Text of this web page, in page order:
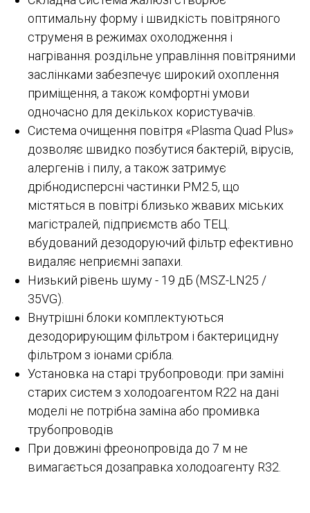
оптимальну форму і швидкість повітряного
струменя в режимах охолодження і
нагрівання. роздільне управління повітряними
заслінками забезпечує широкий охоплення
приміщення, а також комфортні умови
одночасно для декількох користувачів.
Система очищення повітря «Plasma Quad Plus»
дозволяє швидко позбутися бактерій, вірусів,
алергенів і пилу, а також затримує
дрібнодисперсні частинки PM2.5, що
містяться в повітрі близько жвавих міських
магістралей, підприємств або ТЕЦ.
вбудований дезодоруючий фільтр ефективно
видаляє неприємні запахи.
Низький рівень шуму - 19 дБ (MSZ-LN25 /
35VG).
Внутрішні блоки комплектуються
дезодорирующим фільтром і бактерицидну
фільтром з іонами срібла.
Установка на старі трубопроводи: при заміні
старих систем з холодоагентом R22 на дані
моделі не потрібна заміна або промивка
трубопроводів
При довжині фреонопровіда до 7 м не
вимагається дозаправка холодоагенту R32.